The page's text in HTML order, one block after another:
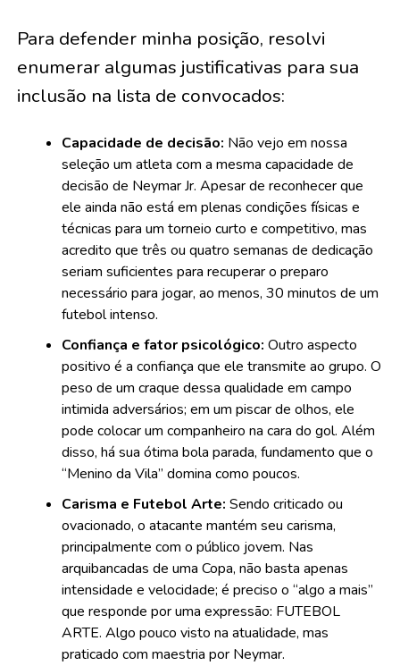
Para defender minha posição, resolvi
enumerar algumas justificativas para sua
inclusão na lista de convocados:
Capacidade de decisão: Não vejo em nossa
seleção um atleta com a mesma capacidade de
decisão de Neymar Jr. Apesar de reconhecer que
ele ainda não está em plenas condições físicas e
técnicas para um torneio curto e competitivo, mas
acredito que três ou quatro semanas de dedicação
seriam suficientes para recuperar o preparo
necessário para jogar, ao menos, 30 minutos de um
futebol intenso.
Confiança e fator psicológico: Outro aspecto
positivo é a confiança que ele transmite ao grupo. O
peso de um craque dessa qualidade em campo
intimida adversários; em um piscar de olhos, ele
pode colocar um companheiro na cara do gol. Além
disso, há sua ótima bola parada, fundamento que o
“Menino da Vila” domina como poucos.
Carisma e Futebol Arte: Sendo criticado ou
ovacionado, o atacante mantém seu carisma,
principalmente com o público jovem. Nas
arquibancadas de uma Copa, não basta apenas
intensidade e velocidade; é preciso o “algo a mais”
que responde por uma expressão: FUTEBOL
ARTE. Algo pouco visto na atualidade, mas
praticado com maestria por Neymar.